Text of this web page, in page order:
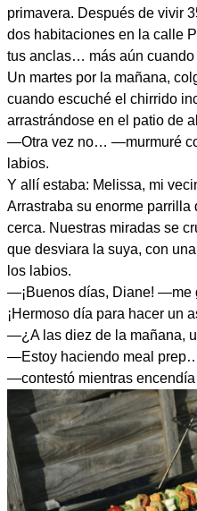
primavera. Después de vivir
dos habitaciones en la calle
tus anclas… más aún cuando
Un martes por la mañana,
cuando escuché el chirrido
arrastrándose en el patio de
—Otra vez no… —murmuré
labios.
Y allí estaba: Melissa, mi
Arrastraba su enorme
cerca. Nuestras miradas se
que desviara la suya, con
los labios.
—¡Buenos días, Diane! —me
¡Hermoso día para hacer un
—¿A las diez de la mañana,
—Estoy haciendo meal
—contestó mientras encendía